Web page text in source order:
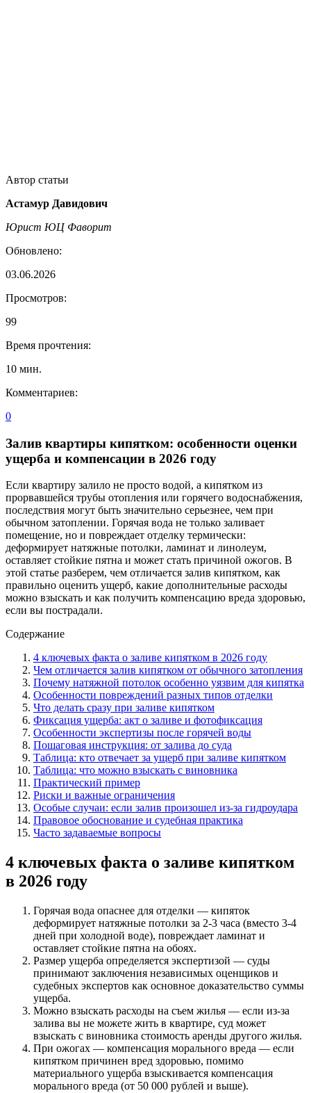
Автор статьи
Астамур Давидович
Юрист ЮЦ Фаворит
Обновлено:
03.06.2026
Просмотров:
99
Время прочтения:
10 мин.
Комментариев:
0
Залив квартиры кипятком: особенности оценки
ущерба и компенсации в 2026 году
Если квартиру залило не просто водой, а кипятком из
прорвавшейся трубы отопления или горячего водоснабжения,
последствия могут быть значительно серьезнее, чем при
обычном затоплении. Горячая вода не только заливает
помещение, но и повреждает отделку термически:
деформирует натяжные потолки, ламинат и линолеум,
оставляет стойкие пятна и может стать причиной ожогов. В
этой статье разберем, чем отличается залив кипятком, как
правильно оценить ущерб, какие дополнительные расходы
можно взыскать и как получить компенсацию вреда здоровью,
если вы пострадали.
Содержание
4 ключевых факта о заливе кипятком в 2026 году
Чем отличается залив кипятком от обычного затопления
Почему натяжной потолок особенно уязвим для кипятка
Особенности повреждений разных типов отделки
Что делать сразу при заливе кипятком
Фиксация ущерба: акт о заливе и фотофиксация
Особенности экспертизы после горячей воды
Пошаговая инструкция: от залива до суда
Таблица: кто отвечает за ущерб при заливе кипятком
Таблица: что можно взыскать с виновника
Практический пример
Риски и важные ограничения
Особые случаи: если залив произошел из-за гидроудара
Правовое обоснование и судебная практика
Часто задаваемые вопросы
4 ключевых факта о заливе кипятком
в 2026 году
Горячая вода опаснее для отделки — кипяток
деформирует натяжные потолки за 2-3 часа (вместо 3-4
дней при холодной воде), повреждает ламинат и
оставляет стойкие пятна на обоях.
Размер ущерба определяется экспертизой — суды
принимают заключения независимых оценщиков и
судебных экспертов как основное доказательство суммы
ущерба.
Можно взыскать расходы на съем жилья — если из-за
залива вы не можете жить в квартире, суд может
взыскать с виновника стоимость аренды другого жилья.
При ожогах — компенсация морального вреда — если
кипятком причинен вред здоровью, помимо
материального ущерба взыскивается компенсация
морального вреда (от 50 000 рублей и выше).